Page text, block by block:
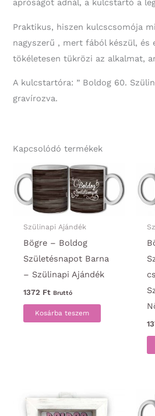
apróságot adnál, a kulcstartó a
Praktikus, hiszen kulcscsomója
nagyszerű , mert fából készül,
tökéletesen tükrözi az alkalmat,
A kulcstartóra: ” Boldog 60.
gravírozva.
Kapcsolódó termékek
Szülinapi Ajándék
Bögre – Boldog
Születésnapot Barna
– Szülinapi Ajándék
1372 Ft Bruttó
Kosárba teszem